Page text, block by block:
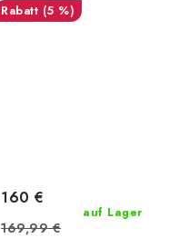
(5 %)
auf Lager
160 €
169,99 €